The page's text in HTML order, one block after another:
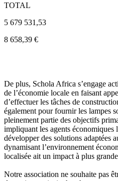
TOTAL
5 679 531,53
8 658,39 €
De plus, Schola Africa s’engage
de l’économie locale en faisant
d’effectuer les tâches de
également pour fournir les lampes
pleinement partie des objectifs
impliquant les agents économiques
développer des solutions adaptées
dynamisant l’environnement
localisée ait un impact à plus
Notre association ne souhaite pas